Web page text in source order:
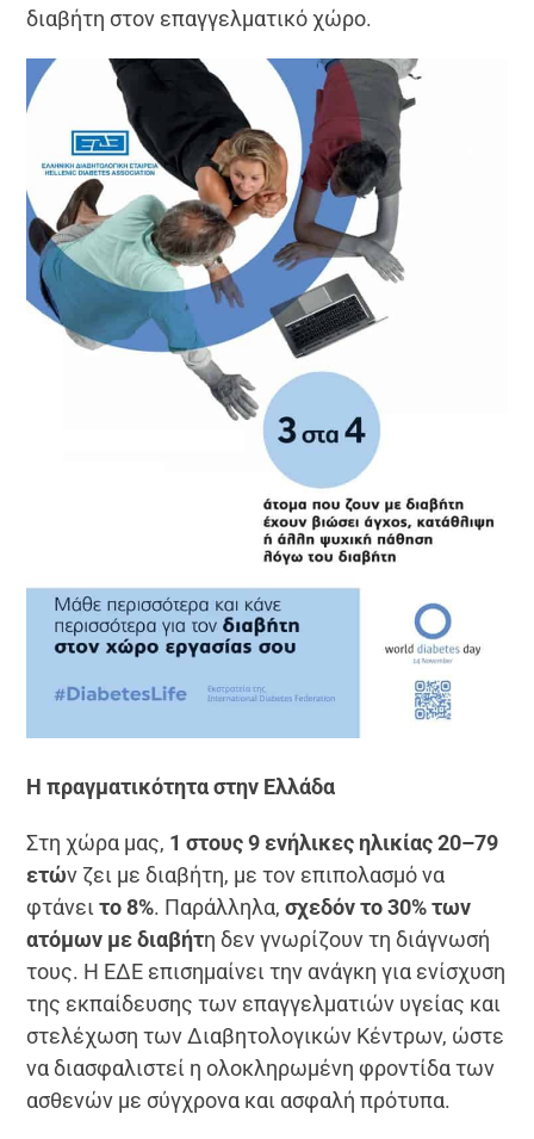
διαβήτη στον επαγγελματικό χώρο.
Η πραγματικότητα στην Ελλάδα
Στη χώρα μας, 1 στους 9 ενήλικες ηλικίας 20–79
ετών ζει με διαβήτη, με τον επιπολασμό να
φτάνειτο 8%. Παράλληλα,σχεδόν το 30% των
ατόμων με διαβήτη δεν γνωρίζουν τη διάγνωσή
τους. Η ΕΔΕ επισημαίνει την ανάγκη για ενίσχυση
της εκπαίδευσης των επαγγελματιών υγείας και
στελέχωση των Διαβητολογικών Κέντρων, ώστε
να διασφαλιστεί η ολοκληρωμένη φροντίδα των
ασθενών με σύγχρονα και ασφαλή πρότυπα.